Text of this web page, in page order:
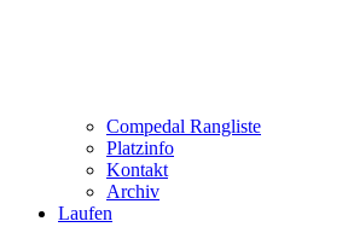
Compedal Rangliste
Platzinfo
Kontakt
Archiv
Laufen